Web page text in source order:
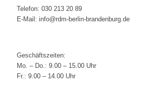
Telefon: 030 213 20 89
E-Mail: info@rdm-berlin-brandenburg.de
Geschäftszeiten:
Mo. – Do.: 9.00 – 15.00 Uhr
Fr.: 9.00 – 14.00 Uhr